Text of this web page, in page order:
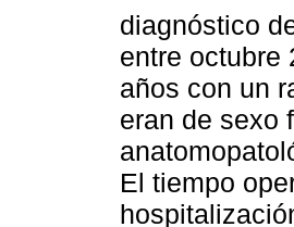
diagnóstico
entre octubre
años con un
eran de sexo
El tiempo